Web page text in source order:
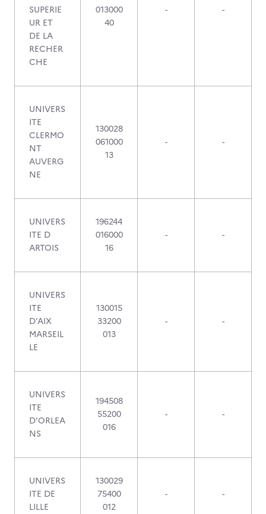
SUPERIE
UR ET
DE LA
RECHER
CHE
013000
40
- -
UNIVERS
ITE
CLERMO
NT
AUVERG
NE
130028
061000
13
- -
UNIVERS
ITE D
ARTOIS
196244
016000
16
- -
UNIVERS
ITE
D'AIX
MARSEIL
LE
130015
33200
013
- -
UNIVERS
ITE
D'ORLEA
NS
194508
55200
016
- -
UNIVERS
ITE DE
LILLE
130029
75400
012
- -